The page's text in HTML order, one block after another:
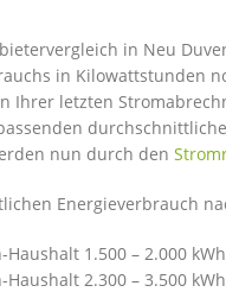
in Neu
in Kilowattstunden
Ihrer letzten
nun durch den
Energieverbrauch
Haushalt 1.500 – 2.000 kWh
Haushalt 2.300 – 3.500 kWh